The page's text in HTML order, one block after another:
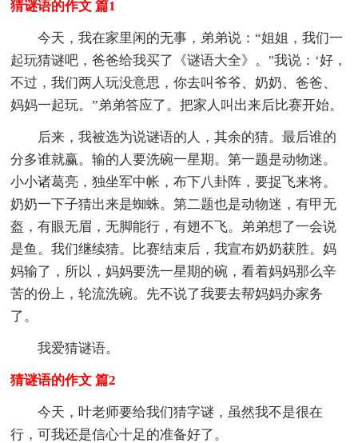
猜谜语的作文 篇1
今天，我在家里闲的无事，弟弟说：“姐姐，我们一
起玩猜谜吧，爸爸给我买了《谜语大全》。"我说：‘好，
不过，我们两人玩没意思，你去叫爷爷、奶奶、爸爸、
妈妈一起玩。”弟弟答应了。把家人叫出来后比赛开始。
后来，我被选为说谜语的人，其余的猜。最后谁的
分多谁就赢。输的人要洗碗一星期。第一题是动物迷。
小小诸葛亮，独坐军中帐，布下八卦阵，要捉飞来将。
奶奶一下子猜出来是蜘蛛。第二题也是动物迷，有甲无
盔，有眼无眉，无脚能行，有翅不飞。弟弟想了一会说
是鱼。我们继续猜。比赛结束后，我宣布奶奶获胜。妈
妈输了，所以，妈妈要洗一星期的碗，看着妈妈那么辛
苦的份上，轮流洗碗。先不说了我要去帮妈妈办家务
了。
我爱猜谜语。
猜谜语的作文 篇2
今天，叶老师要给我们猜字谜，虽然我不是很在
行，可我还是信心十足的准备好了。